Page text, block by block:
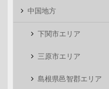
中国地方
下関市エリア
三原市エリア
島根県邑智郡エリア